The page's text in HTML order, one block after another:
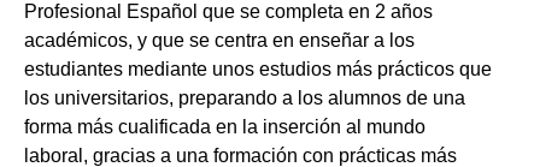
Profesional Español que se completa en 2 años
académicos, y que se centra en enseñar a los
estudiantes mediante unos estudios más prácticos que
los universitarios, preparando a los alumnos de una
forma más cualificada en la inserción al mundo
laboral, gracias a una formación con prácticas más